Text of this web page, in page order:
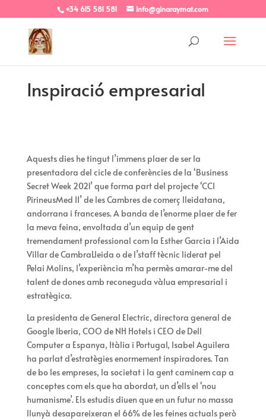
+34 615 581 581 info@ginaraymat.com
Inspiració empresarial
Aquests dies he tingut l’immens plaer de ser la
presentadora del cicle de conferències de la ‘Business
Secret Week 2021’ que forma part del projecte ‘CCI
PirineusMed II’ de les Cambres de comerç lleidatana,
andorrana i franceses. A banda de l’enorme plaer de fer
la meva feina, envoltada d’un equip de gent
tremendament professional com la Esther Garcia i l’Aida
Villar de CambraLleida o de l’staff tècnic liderat pel
Pelai Molins, l’experiència m’ha permès amarar-me del
talent de dones amb reconeguda vàlua empresarial i
estratègica.
La presidenta de General Electric, directora general de
Google Iberia, COO de NH Hotels i CEO de Dell
Computer a Espanya, Itàlia i Portugal, Isabel Aguilera
ha parlat d’estratègies enormement inspiradores. Tan
de bo les empreses, la societat i la gent caminem cap a
conceptes com els que ha abordat, un d’ells el ‘nou
humanisme’. Els estudis diuen que en un futur no massa
llunyà desapareixeran el 66% de les feines actuals però